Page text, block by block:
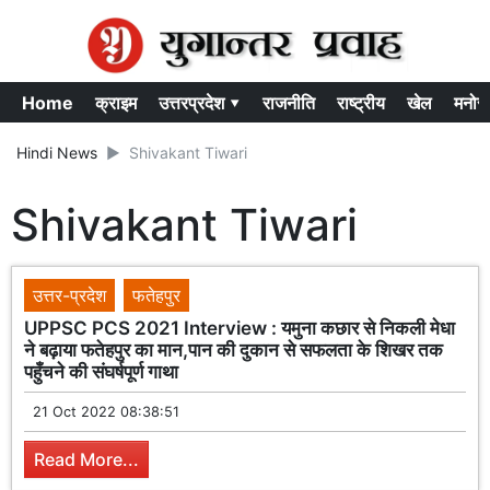
Home क्राइम उत्तरप्रदेश ▾ राजनीति राष्ट्रीय खेल
Hindi News Shivakant Tiwari
Shivakant Tiwari
उत्तर-प्रदेश
फतेहपुर
UPPSC PCS 2021 Interview : यमुना कछार से निकली मेधा
ने बढ़ाया फतेहपुर का मान,पान की दुकान से सफलता के शिखर तक
पहुँचने की संघर्षपूर्ण गाथा
21 Oct 2022 08:38:51
Read More...